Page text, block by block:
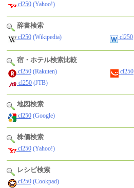
cl250 (Yahoo!)
辞書検索
cl250 (Wikipedia) cl250
宿・ホテル検索比較
cl250 (Rakuten) cl250
cl250 (JTB)
地図検索
cl250 (Google)
株価検索
cl250 (Yahoo!)
レシピ検索
cl250 (Cookpad)